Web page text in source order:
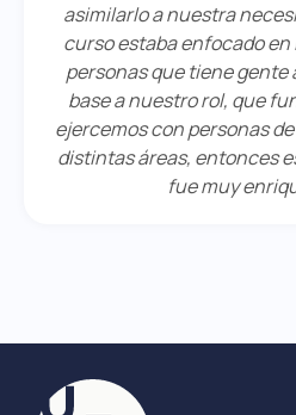
asimilarlo a nuestra
curso estaba enfocado en
personas que tiene gente
base a nuestro rol, que
ejercemos con personas
distintas áreas, entonces
fue muy